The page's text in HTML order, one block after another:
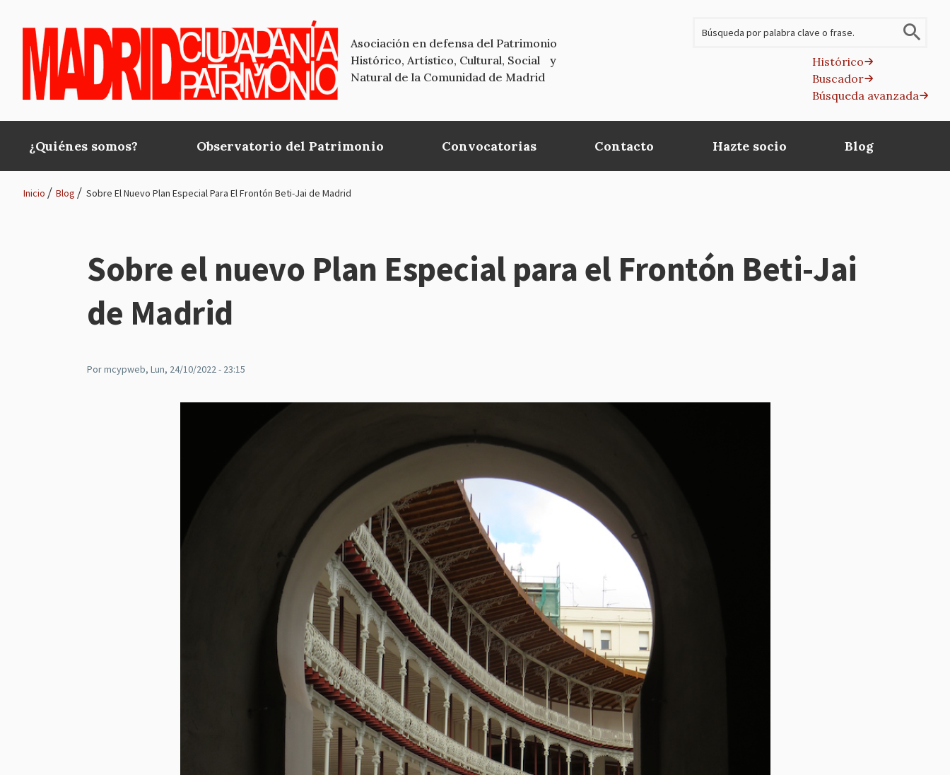
Asociación en defensa del Patrimonio
Histórico, Artístico, Cultural, Social y
Natural de la Comunidad de Madrid
Histórico
Buscador
Búsqueda avanzada
Main
navigation
¿Quiénes somos? Observatorio del Patrimonio Convocatorias Contacto Hazte socio Blog
navegación
Inicio Blog Sobre El Nuevo Plan Especial Para El Frontón Beti-Jai de Madrid
Sobre el nuevo Plan Especial para el Frontón Beti-Jai
de Madrid
Pormcypweb, Lun, 24/10/2022 - 23:15